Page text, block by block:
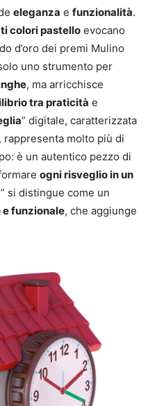
eleganza e funzionalità.
colori pastello evocano
d’oro dei premi Mulino
uno strumento per
, ma arricchisce
tra praticità e
” digitale, caratterizzata
molto più di
è un autentico pezzo di
ogni risveglio in un
si distingue come un
funzionale, che aggiunge